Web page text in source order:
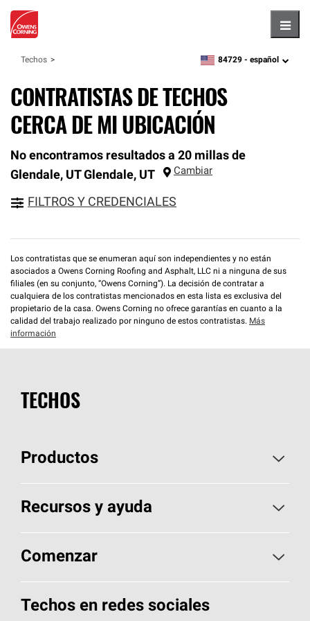
Techos zipcode,language
84729 - español
CONTRATISTAS DE TECHOS
CERCA DE MI UBICACIÓN
No encontramos resultados a 20 millas de
Glendale, UT Glendale, UT Cambiar
FILTROS Y CREDENCIALES
Los contratistas que se enumeran aquí son independientes y no están
asociados a Owens Corning Roofing and Asphalt, LLC ni a ninguna de sus
filiales (en su conjunto, “Owens Corning”). La decisión de contratar a
cualquiera de los contratistas mencionados en esta lista es exclusiva del
propietario de la casa. Owens Corning no ofrece garantías en cuanto a la
calidad del trabajo realizado por ninguno de estos contratistas. Más
información
TECHOS
Productos
Elija sus tejas
Encuentre un contratista
Componentes para techos
Recursos y ayuda
Aspectos básicos sobre techos
Herramientas de diseño y color
Comenzar
Llame al 1-800-GET-PINK®
Techos en redes sociales